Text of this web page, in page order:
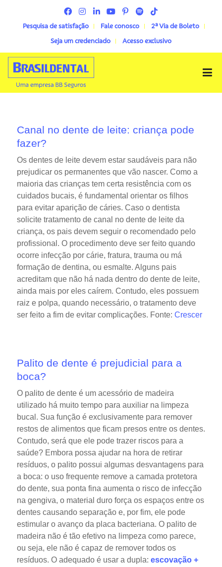
Pesquisa de satisfação Fale conosco
2ª Via de Boleto
Seja um credenciado
Acesso exclusivo
Menu
Canal no dente de leite: criança pode
fazer?
Os dentes de leite devem estar saudáveis para não
prejudicar os permanentes que vão nascer. Como a
maioria das crianças tem certa resistência com os
cuidados bucais, é fundamental orientar os filhos
para evitar aparição de cáries. Caso o dentista
solicite tratamento de canal no dente de leite da
criança, os pais devem seguir o recomendado pelo
profissional. O procedimento deve ser feito quando
ocorre infecção por cárie, fratura, trauma ou má
formação de dentina, ou esmalte. Alguns pais
acreditam que não há nada dentro do dente de leite,
ainda mais por eles caírem. Contudo, eles possuem
raiz e polpa, quando necessário, o tratamento deve
ser feito a fim de evitar complicações. Fonte: Crescer
Palito de dente é prejudicial para a
boca?
O palito de dente é um acessório de madeira
utilizado há muito tempo para auxiliar na limpeza
bucal. Sua função é exclusivamente para remover
restos de alimentos que ficam presos entre os dentes.
Contudo, será que ele pode trazer riscos para a
saúde? Embora possa ajudar na hora de retirar
resíduos, o palito possui algumas desvantagens para
a boca: o uso frequente remove a camada protetora
do dente, sua ponta fina aumenta o risco de infecção
na gengiva, o material duro força os espaços entre os
dentes causando separação e, por fim, ele pode
estimular o avanço da placa bacteriana. O palito de
madeira não é tão efetivo na limpeza como parece,
ou seja, ele não é capaz de remover todos os
resíduos. O adequado é usar a dupla: escovação +